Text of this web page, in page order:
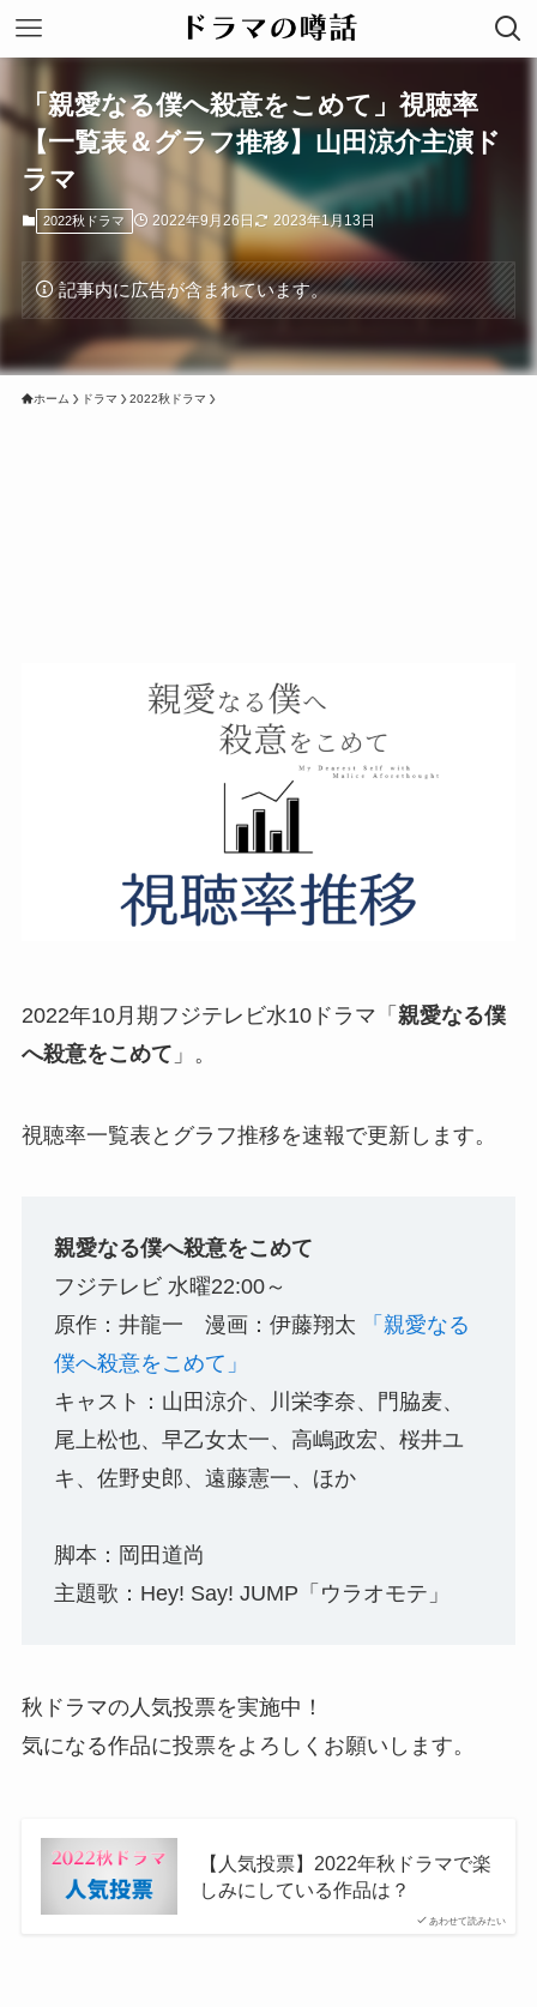
「親愛なる僕へ殺意をこめて」視聴率
【一覧表＆グラフ推移】山田涼介主演ド
ラマ
2022秋ドラマ 2022年9月26日 2023年1月13日
記事内に広告が含まれています。
ホーム ドラマ 2022秋ドラマ
2022年10月期フジテレビ水10ドラマ「 親愛なる僕
へ殺意をこめて 」。
視聴率一覧表とグラフ推移を速報で更新します。
親愛なる僕へ殺意をこめて
フジテレビ 水曜22:00～
原作：井龍一 漫画：伊藤翔太
「親愛なる
僕へ殺意をこめて」
キャスト：山田涼介、川栄李奈、門脇麦、
尾上松也、早乙女太一、高嶋政宏、桜井ユ
キ、佐野史郎、遠藤憲一、ほか
脚本：岡田道尚
主題歌：Hey! Say! JUMP「ウラオモテ」
秋ドラマの人気投票を実施中！
気になる作品に投票をよろしくお願いします。
あわせて読みたい
【人気投票】2022年秋ドラマで楽
しみにしている作品は？